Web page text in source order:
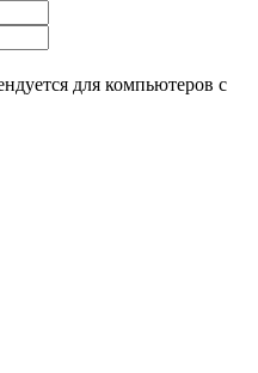
для компьютеров с